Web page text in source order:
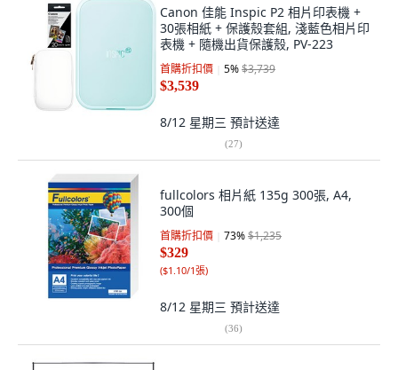
Canon 佳能 Inspic P2 相片印表機 +
30張相紙 + 保護殼套組, 淺藍色相片印
表機 + 隨機出貨保護殼, PV-223
首購折扣價 5%$3,739
$3,539
8/12 星期三 預計送達
(27)
fullcolors 相片紙 135g 300張, A4,
300個
首購折扣價 73%$1,235
$329
($1.10/1張)
8/12 星期三 預計送達
(36)